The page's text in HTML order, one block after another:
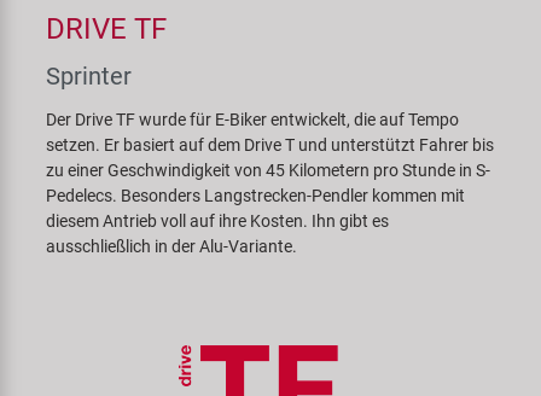
DRIVE TF
Sprinter
Der Drive TF wurde für E‍-‍Biker entwickelt, die auf Tempo
setzen. Er basiert auf dem Drive T und unterstützt Fahrer bis
zu einer Geschwindigkeit von 45 Kilometern pro Stunde in S-
Pedelecs. Besonders Langstrecken-Pendler kommen mit
diesem Antrieb voll auf ihre Kosten. Ihn gibt es
ausschließlich in der Alu-Variante.